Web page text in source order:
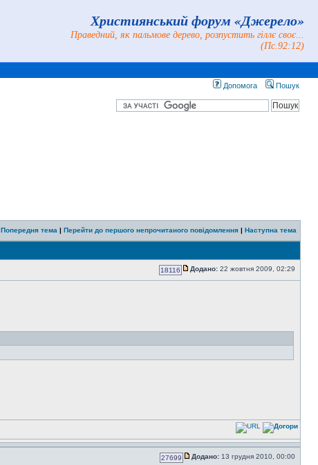
Християнський форум «Джерело»
Праведний, як пальмове дерево, розпустить гіллє своє...
(Пс.92:12)
Допомога Пошук
Попередня тема | Перейти до першого непрочитаного повідомлення | Наступна тема
18116 Додано: 22 жовтня 2009, 02:29
27699 Додано: 13 грудня 2010, 00:00